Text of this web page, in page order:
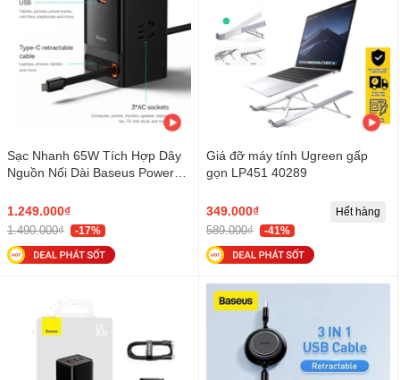
Sạc Nhanh 65W Tích Hợp Dây
Nguồn Nối Dài Baseus Power
1.249.000₫
1.490.000₫ -17%
Giá đỡ máy tính Ugreen gấp
gọn LP451 40289
349.000₫
589.000₫ -41%
Hết hàng